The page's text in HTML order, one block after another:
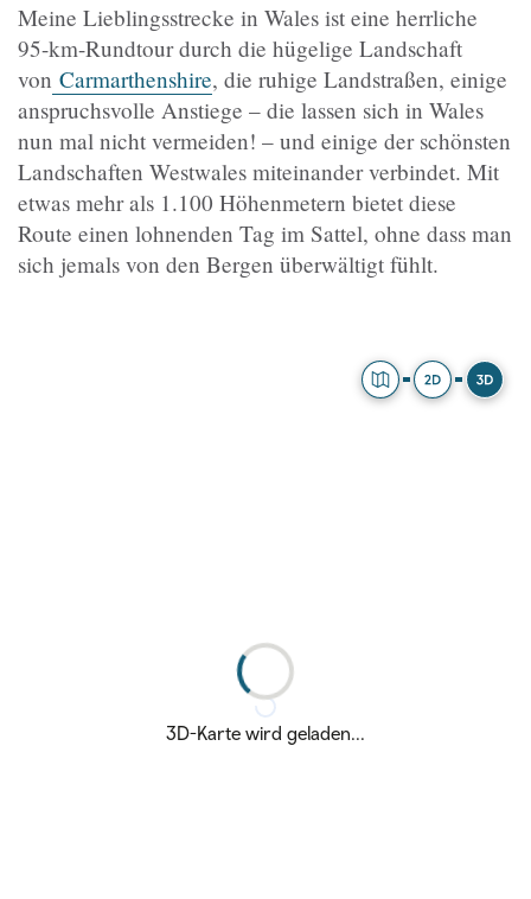
Meine Lieblingsstrecke in Wales ist eine herrliche
95-km-Rundtour durch die hügelige Landschaft
von Carmarthenshire, die ruhige Landstraßen, einige
anspruchsvolle Anstiege – die lassen sich in Wales
nun mal nicht vermeiden! – und einige der schönsten
Landschaften Westwales miteinander verbindet. Mit
etwas mehr als 1.100 Höhenmetern bietet diese
Route einen lohnenden Tag im Sattel, ohne dass man
sich jemals von den Bergen überwältigt fühlt.
Explorer2D Map3D
3D-Karte wird geladen...